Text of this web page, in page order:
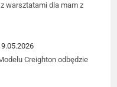
warsztatami dla mam z
Creighton odbędzie